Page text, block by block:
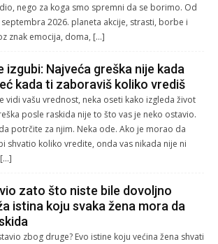
nego za koga smo spremni da se borimo. Od
2026. planeta akcije, strasti, borbe i
znak emocija, doma, […]
izgubi: Najveća greška nije kada
kada ti zaboraviš koliko vrediš
vidi vašu vrednost, neka oseti kako izgleda život
posle raskida nije to što vas je neko ostavio.
potrčite za njim. Neka ode. Ako je morao da
shvatio koliko vredite, onda vas nikada nije ni
zato što niste bile dovoljno
istina koju svaka žena mora da
zbog druge? Evo istine koju većina žena shvati